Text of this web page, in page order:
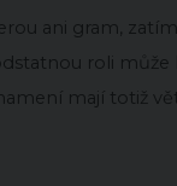
ani gram,
roli
mají totiž